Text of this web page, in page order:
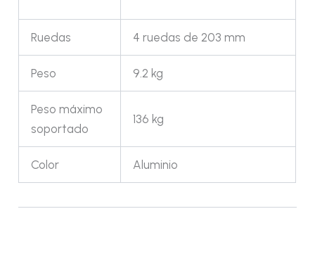
Ruedas 4 ruedas de 203 mm
Peso 9.2 kg
Peso máximo
soportado
136 kg
Color Aluminio